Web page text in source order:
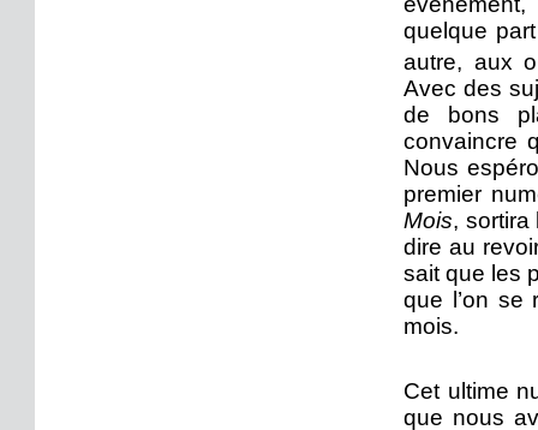
quelque
autre, aux
Avec des
de bons
convaincre
Nous
premier
Mois, sortira
dire au
sait que les
que l’on se
mois.
Cet ultime
que nous